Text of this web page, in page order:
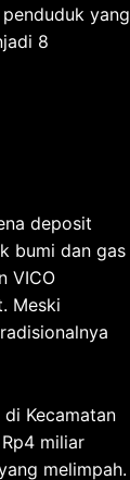
yang
8
deposit
bumi dan gas
VICO
Meski
Kecamatan
miliar
melimpah.